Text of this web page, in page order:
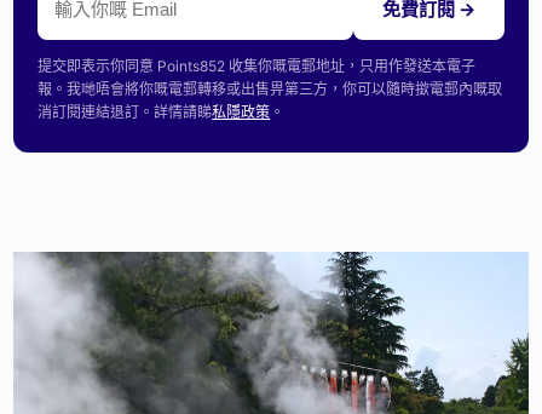
免費訂閱 →
提交即表示你同意 Points852 收集你嘅電郵地址，只用作發送本電子
報。我哋唔會將你嘅電郵轉移或出售畀第三方，你可以隨時撳電郵內嘅取
消訂閱連結退訂。詳情請睇私隱政策 。